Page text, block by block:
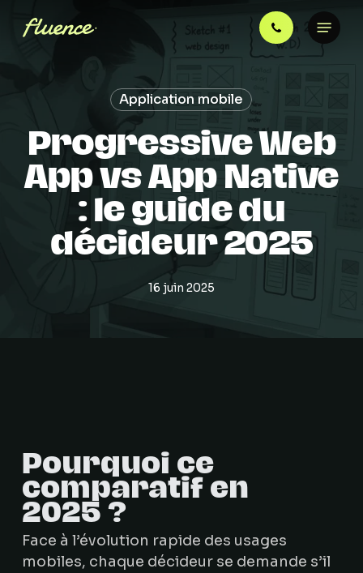
Menu
Application mobile
Progressive Web
App vs App Native
: le guide du
décideur 2025
16 juin 2025
Pourquoi ce
comparatif en
2025 ?
Face à l’évolution rapide des usages
mobiles, chaque décideur se demande s’il